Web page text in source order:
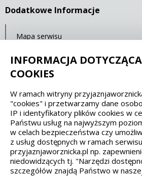
Dodatkowe Informacje
Mapa serwisu
Statystyki oglądalności
Spełniamy standardy
WCAG 2.1 SECTION 508
IS 5568
INFORMACJA
COOKIES
W ramach witryny
"cookies" i przetwarzamy dane
IP i identyfikatory plików cookies w
Państwu usług na najwyższym
w celach bezpieczeństwa czy
z usług dostępnych w ramach serwisu
przyjaznjaworznicka.pl np.
niedowidzących tj. "Narzędzi
szczegółów znajdą Państwo w